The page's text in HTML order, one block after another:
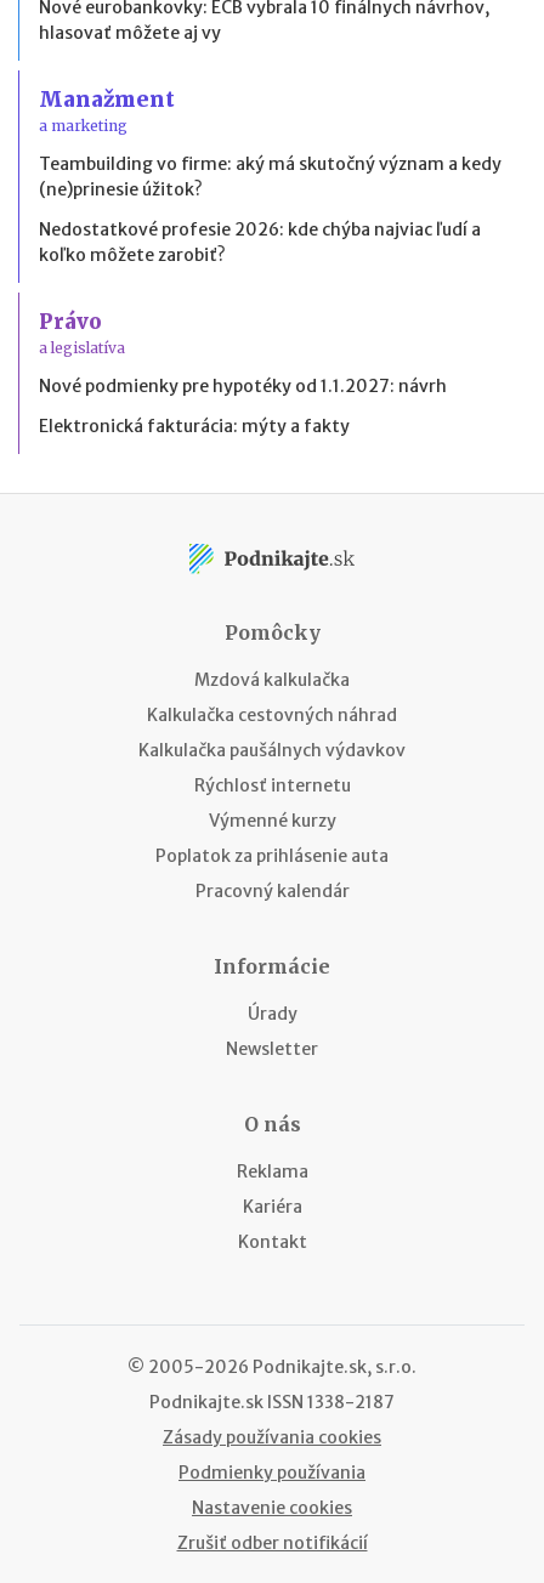
Nové eurobankovky: ECB vybrala 10 finálnych návrhov,
hlasovať môžete aj vy
Manažment
a marketing
Teambuilding vo firme: aký má skutočný význam a kedy
(ne)prinesie úžitok?
Nedostatkové profesie 2026: kde chýba najviac ľudí a
koľko môžete zarobiť?
Právo
a legislatíva
Nové podmienky pre hypotéky od 1.1.2027: návrh
Elektronická fakturácia: mýty a fakty
Pomôcky
Mzdová kalkulačka
Kalkulačka cestovných náhrad
Kalkulačka paušálnych výdavkov
Rýchlosť internetu
Výmenné kurzy
Poplatok za prihlásenie auta
Pracovný kalendár
Informácie
Úrady
Newsletter
O nás
Reklama
Kariéra
Kontakt
© 2005-2026 Podnikajte.sk, s.r.o.
Podnikajte.sk ISSN 1338-2187
Zásady používania cookies
Podmienky používania
Nastavenie cookies
Zrušiť odber notifikácií